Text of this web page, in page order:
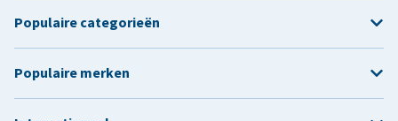
Populaire categorieën
Populaire merken